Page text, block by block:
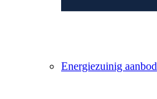
Energiezuinig aanbod